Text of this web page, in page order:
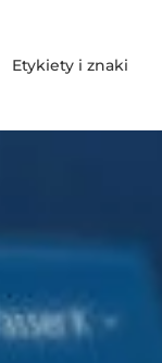
Etykiety i znaki